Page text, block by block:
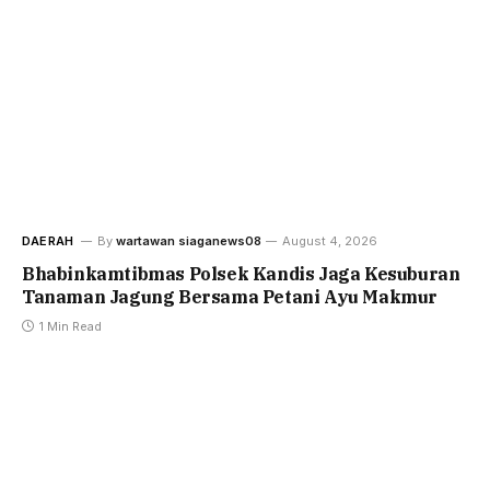
DAERAH By wartawan siaganews08 August 4, 2026
Bhabinkamtibmas Polsek Kandis Jaga Kesuburan
Tanaman Jagung Bersama Petani Ayu Makmur
1 Min Read